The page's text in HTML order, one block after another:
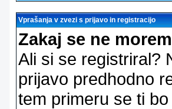
Vprašanja v zvezi s prijavo in registracijo
Zakaj se ne
Ali si se registriral?
prijavo predhodno
tem primeru se ti